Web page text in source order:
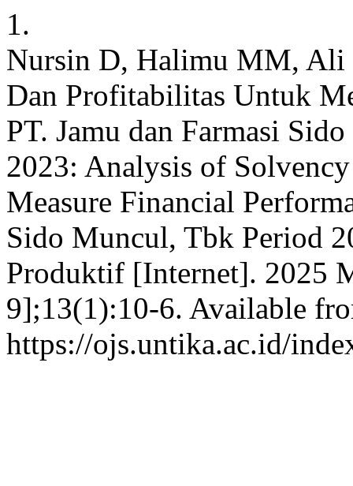
1.
Nursin D, Halimu MM, Ali
Dan Profitabilitas Untuk
PT. Jamu dan Farmasi
2023: Analysis of
Measure Financial
Sido Muncul, Tbk Period
Produktif [Internet]. 2025
9];13(1):10-6. Available
https://ojs.untika.ac.id/